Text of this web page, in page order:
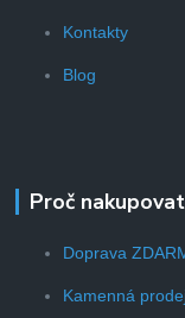
Kontakty
Blog
Proč
Doprava
Kamenná